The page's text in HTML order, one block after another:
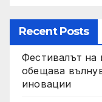
Recent Posts
Фестивалът на
обещава
иновации